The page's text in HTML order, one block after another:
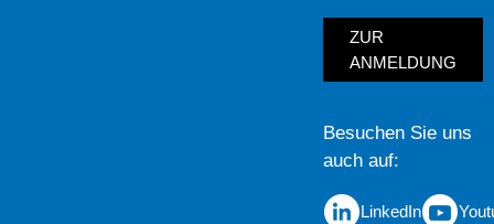
ZUR
ANMELDUNG
Besuchen Sie uns
auch auf
LinkedIn